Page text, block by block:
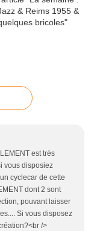
est très
vous disposiez
cyclecar de cette
dont 2 sont
pouvant laisser
Si vous disposez
/>